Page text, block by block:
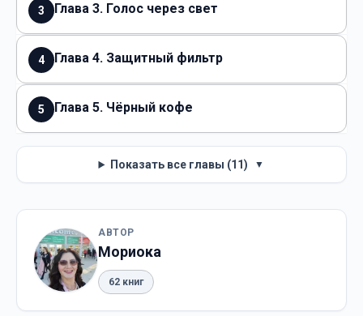
3 Глава 3. Голос через свет
4 Глава 4. Защитный фильтр
5 Глава 5. Чёрный кофе
Показать все главы (11) ▼
АВТОР
Мориока
62 книг